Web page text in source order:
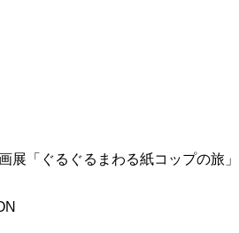
展「ぐるぐるまわる紙コップの旅」